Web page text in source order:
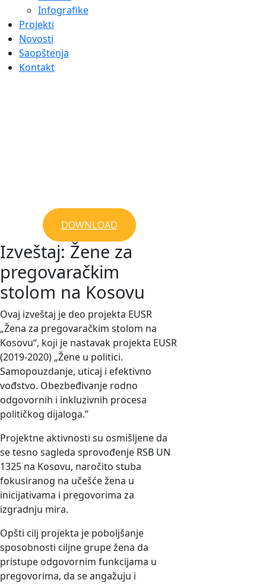
Infografike
Projekti
Novosti
Saopštenja
Kontakt
DOWNLOAD
Izveštaj: Žene za
pregovaračkim
stolom na Kosovu
Ovaj izveštaj je deo projekta EUSR
„Žena za pregovaračkim stolom na
Kosovu“, koji je nastavak projekta EUSR
(2019-2020) „Žene u politici.
Samopouzdanje, uticaj i efektivno
vođstvo. Obezbeđivanje rodno
odgovornih i inkluzivnih procesa
političkog dijaloga.”
Projektne aktivnosti su osmišljene da
se tesno sagleda sprovođenje RSB UN
1325 na Kosovu, naročito stuba
fokusiranog na učešće žena u
inicijativama i pregovorima za
izgradnju mira.
Opšti cilj projekta je poboljšanje
sposobnosti ciljne grupe žena da
pristupe odgovornim funkcijama u
pregovorima, da se angažuju i